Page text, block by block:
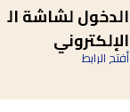
الدخول لشاشة
الإلكتروني
أفتح الرابط